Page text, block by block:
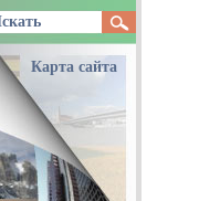
Карта сайта